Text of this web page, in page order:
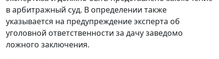
в арбитражный суд. В определении также
указывается на предупреждение эксперта об
уголовной ответственности за дачу заведомо
ложного заключения.